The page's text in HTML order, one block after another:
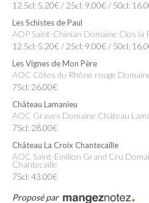
12.5cl: 5.20€ / 25cl: 9.00€ / 50cl:
Les Schistes de Paul
AOP Saint-Chinian Domaine Clos la
12.5cl: 5.20€ / 25cl: 9.00€ / 50cl:
Les Vignes de Mon Père
AOC Côtes du Rhône rouge
75cl: 26.00€
Château Lamanieu
AOC Graves Domaine Château
75cl: 28.00€
Château La Croix Chantecaille
AOC Saint-Emilion Grand Cru Domaine Château La Croix
Chantecaille
75cl: 43.00€
Proposé par